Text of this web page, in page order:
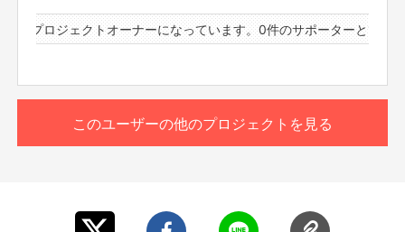
プロジェクトオーナーになっています。0件のサポーターと16件の
このユーザーの他のプロジェクトを見る